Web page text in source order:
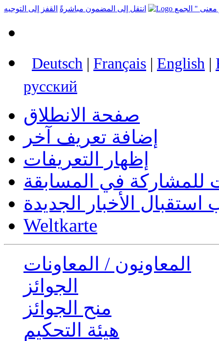
انتقل إلى المضمون مباشرةً القفز إلى التوجيه
Deutsch | Français | English |
русский
صفحة الانطلاق
إضافة تعريف آخر
إظهار التعريفات
للمشاركة في المسابقة
الأخبار الجديدة
Weltkarte
المعاونون / المعاونات
الجوائز
منح الجوائز
هيئة التحكيم